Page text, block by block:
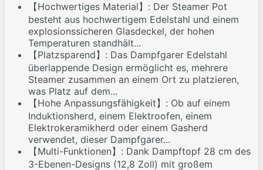
【Hochwertiges Material】: Der Steamer Pot
besteht aus hochwertigem Edelstahl und einem
explosionssicheren Glasdeckel, der hohen
Temperaturen standhält...
【Platzsparend】: Das Dampfgarer Edelstahl
überlappende Design ermöglicht es, mehrere
Steamer zusammen an einem Ort zu platzieren,
was Platz auf dem...
【Hohe Anpassungsfähigkeit】: Ob auf einem
Induktionsherd, einem Elektroofen, einem
Elektrokeramikherd oder einem Gasherd
verwendet, dieser Dampfgarer...
【Multi-Funktionen】: Dank Dampftopf 28 cm des
3-Ebenen-Designs (12,8 Zoll) mit großem